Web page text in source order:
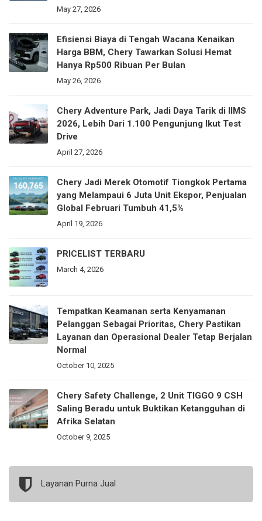
May 27, 2026
Efisiensi Biaya di Tengah Wacana Kenaikan
Harga BBM, Chery Tawarkan Solusi Hemat
Hanya Rp500 Ribuan Per Bulan
May 26, 2026
Chery Adventure Park, Jadi Daya Tarik di IIMS
2026, Lebih Dari 1.100 Pengunjung Ikut Test
Drive
April 27, 2026
Chery Jadi Merek Otomotif Tiongkok Pertama
yang Melampaui 6 Juta Unit Ekspor, Penjualan
Global Februari Tumbuh 41,5%
April 19, 2026
PRICELIST TERBARU
March 4, 2026
Tempatkan Keamanan serta Kenyamanan
Pelanggan Sebagai Prioritas, Chery Pastikan
Layanan dan Operasional Dealer Tetap Berjalan
Normal
October 10, 2025
Chery Safety Challenge, 2 Unit TIGGO 9 CSH
Saling Beradu untuk Buktikan Ketangguhan di
Afrika Selatan
October 9, 2025
Layanan Purna Jual